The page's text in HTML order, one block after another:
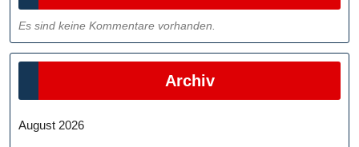
Es sind keine Kommentare vorhanden.
Archiv
August 2026